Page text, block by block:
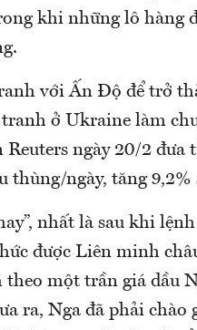
khi những lô hàng
với Ấn Độ để trở
ở Ukraine làm
ngày 20/2 đưa
ngày, tăng 9,2%
nhất là sau khi
được Liên minh
theo một trần giá dầu
ra, Nga đã phải chào